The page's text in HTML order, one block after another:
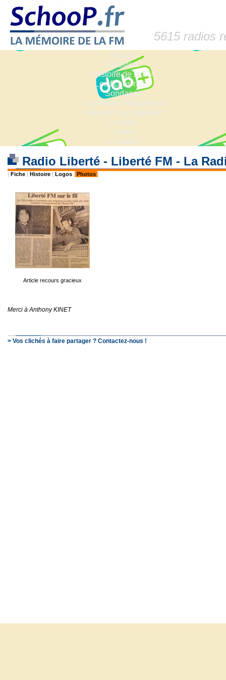
5615 radios
Accueil
Dossiers
Histoire de la FM
Les fiches radio
Sondages
Anciennes fréquences
Fréquences actuelles
Lexique
Liens
Contact
Radio Liberté - Liberté FM - La
| Fiche | Histoire | Logos | Photos |
Article recours gracieux
Merci à Anthony KINET
> Vos clichés à faire partager ? Contactez-nous !